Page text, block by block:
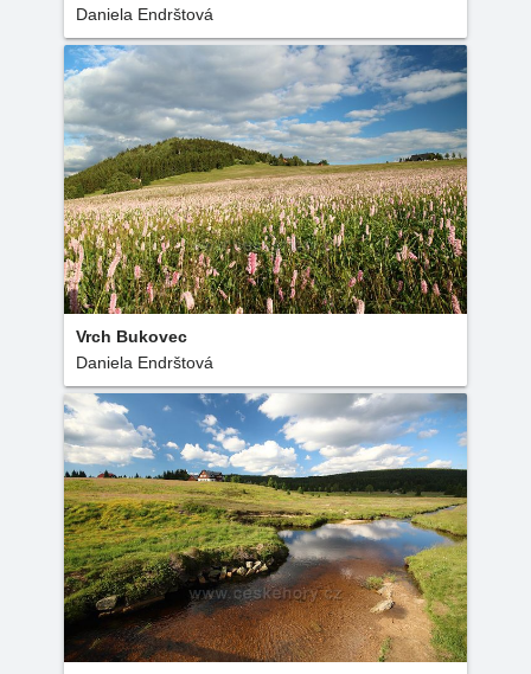
Daniela Endrštová
Vrch Bukovec
Daniela Endrštová